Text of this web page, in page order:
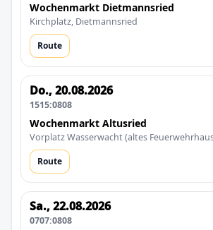
Wochenmarkt Dietmannsried
Kirchplatz, Dietmannsried
Route
Do., 20.08.2026
1515:0808
Wochenmarkt Altusried
Vorplatz Wasserwacht (altes
Route
Sa., 22.08.2026
0707:0808